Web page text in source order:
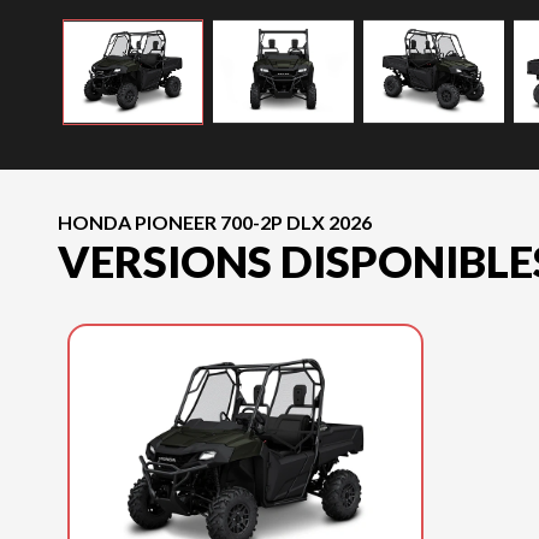
HONDA PIONEER 700-2P DLX 2026
VERSIONS